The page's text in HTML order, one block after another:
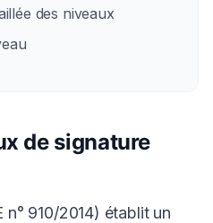
des niveaux
de signature
n° 910/2014) établit un